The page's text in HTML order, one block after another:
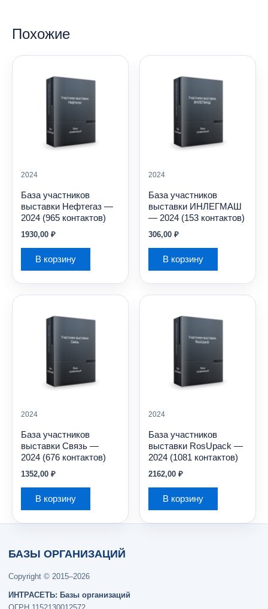
Похожие
2024
База участников
выставки Нефтегаз —
2024 (965 контактов)
1930,00 ₽
В корзину
2024
База участников
выставки ИНЛЕГМАШ
— 2024 (153 контактов)
306,00 ₽
В корзину
2024
База участников
выставки Связь —
2024 (676 контактов)
1352,00 ₽
В корзину
2024
База участников
выставки RosUpack —
2024 (1081 контактов)
2162,00 ₽
В корзину
БАЗЫ ОРГАНИЗАЦИЙ
Copyright © 2015–2026
ИНТРАСЕТЬ: Базы организаций